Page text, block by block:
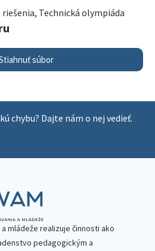
riešenia, Technická olympiáda
súbor
chybu? Dajte nám o nej vedieť.
mládeže realizuje činnosti ako
pedagogickým a